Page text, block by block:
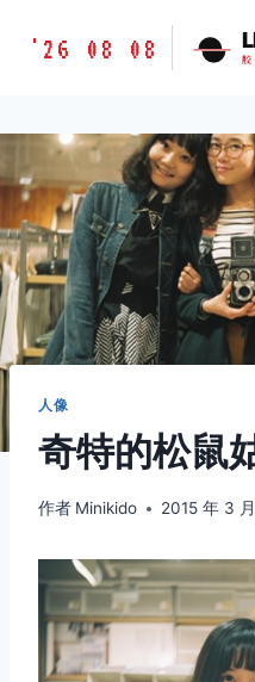
胶
味
LETSFILM
'26 08 08 胶
人像
奇特的松鼠
作者 Minikido 2015 年 3